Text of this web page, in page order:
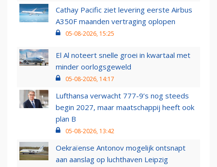
Cathay Pacific ziet levering eerste Airbus
A350F maanden vertraging oplopen
05-08-2026, 15:25
El Al noteert snelle groei in kwartaal met
minder oorlogsgeweld
05-08-2026, 14:17
Lufthansa verwacht 777-9’s nog steeds
begin 2027, maar maatschappij heeft ook
plan B
05-08-2026, 13:42
Oekraïense Antonov mogelijk ontsnapt
aan aanslag op luchthaven Leipzig